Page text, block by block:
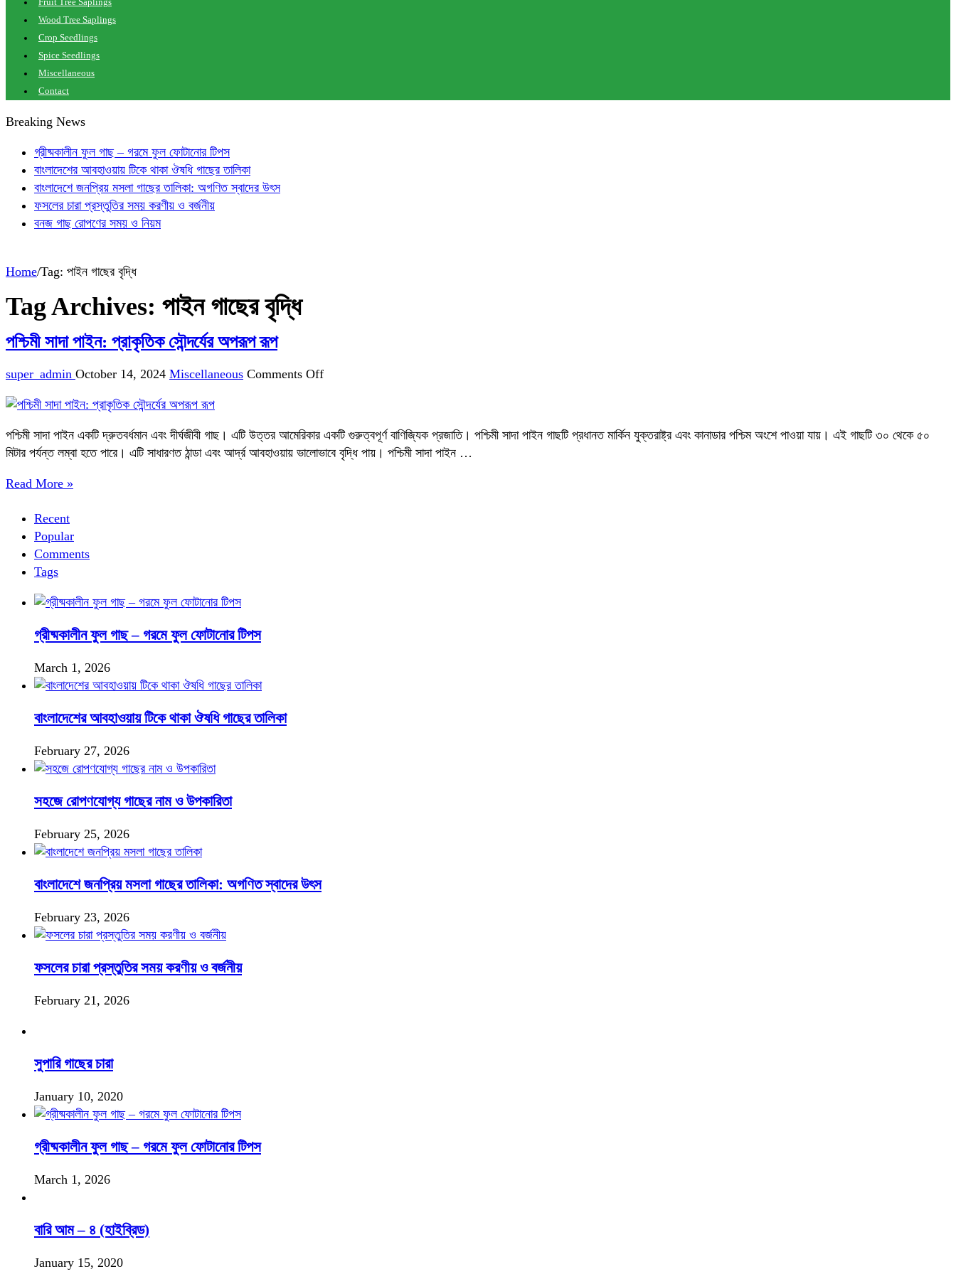
Fruit Tree Saplings
Wood Tree Saplings
Crop Seedlings
Spice Seedlings
Miscellaneous
Contact
Breaking News
গ্রীষ্মকালীন ফুল গাছ – গরমে ফুল ফোটানোর টিপস
বাংলাদেশের আবহাওয়ায় টিকে থাকা ঔষধি গাছের তালিকা
বাংলাদেশে জনপ্রিয় মসলা গাছের তালিকা: অগণিত স্বাদের উৎস
ফসলের চারা প্রস্তুতির সময় করণীয় ও বর্জনীয়
বনজ গাছ রোপণের সময় ও নিয়ম
Home/Tag: পাইন গাছের বৃদ্ধি
Tag Archives: পাইন গাছের বৃদ্ধি
পশ্চিমী সাদা পাইন: প্রাকৃতিক সৌন্দর্যের অপরূপ রূপ
super_admin October 14, 2024 Miscellaneous Comments Offon
পাইন:
প্রাকৃতিক
সৌন্দর্যের
পশ্চিমী সাদা পাইন একটি দ্রুতবর্ধমান এবং দীর্ঘজীবী গাছ। এটি উত্তর আমেরিকার একটি গুরুত্বপূর্ণ বাণিজ্যিক প্রজাতি। পশ্চিমী সাদা পাইন গাছটি প্রধানত মার্কিন যুক্তরাষ্ট্র এবং কানাডার পশ্চিম অংশে পাওয়া যায়। এই গাছটি ৩০ থেকে ৫০
মিটার পর্যন্ত লম্বা হতে পারে। এটি সাধারণত ঠান্ডা এবং আর্দ্র আবহাওয়ায় ভালোভাবে বৃদ্ধি পায়। পশ্চিমী সাদা পাইন …
Read More »
Recent
Popular
Comments
Tags
গ্রীষ্মকালীন ফুল গাছ – গরমে ফুল ফোটানোর টিপস
March 1, 2026
বাংলাদেশের আবহাওয়ায় টিকে থাকা ঔষধি গাছের তালিকা
February 27, 2026
সহজে রোপণযোগ্য গাছের নাম ও উপকারিতা
February 25, 2026
বাংলাদেশে জনপ্রিয় মসলা গাছের তালিকা: অগণিত স্বাদের উৎস
February 23, 2026
ফসলের চারা প্রস্তুতির সময় করণীয় ও বর্জনীয়
February 21, 2026
সুপারি গাছের চারা
January 10, 2020
গ্রীষ্মকালীন ফুল গাছ – গরমে ফুল ফোটানোর টিপস
March 1, 2026
বারি আম – ৪ (হাইব্রিড)
January 15, 2020